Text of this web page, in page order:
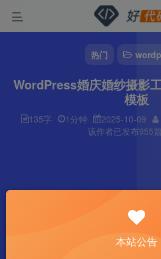
热门
WordPress婚庆婚纱摄影
模板
135字 1分钟 2025-10-09
该作者已发布955
本站公告